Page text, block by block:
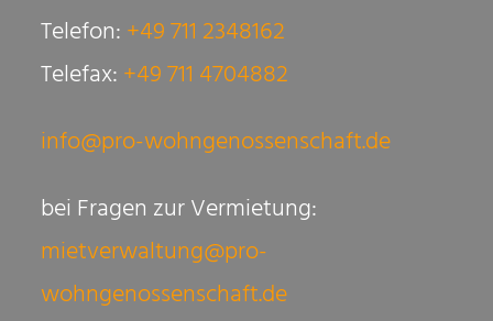
Telefon:+49 711 2348162
Telefax:+49 711 4704882
info@pro-wohngenossenschaft.de
bei Fragen zur Vermietung:
mietverwaltung@pro-
wohngenossenschaft.de